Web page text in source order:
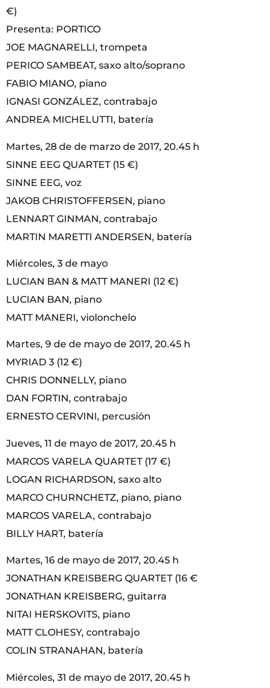
€)
Presenta: PORTICO
JOE MAGNARELLI, trompeta
PERICO SAMBEAT, saxo alto/soprano
FABIO MIANO, piano
IGNASI GONZÁLEZ, contrabajo
ANDREA MICHELUTTI, batería
Martes, 28 de de marzo de 2017, 20.45 h
SINNE EEG QUARTET (15 €)
SINNE EEG, voz
JAKOB CHRISTOFFERSEN, piano
LENNART GINMAN, contrabajo
MARTIN MARETTI ANDERSEN, batería
Miércoles, 3 de mayo
LUCIAN BAN & MATT MANERI (12 €)
LUCIAN BAN, piano
MATT MANERI, violonchelo
Martes, 9 de de mayo de 2017, 20.45 h
MYRIAD 3 (12 €)
CHRIS DONNELLY, piano
DAN FORTIN, contrabajo
ERNESTO CERVINI, percusión
Jueves, 11 de mayo de 2017, 20.45 h
MARCOS VARELA QUARTET (17 €)
LOGAN RICHARDSON, saxo alto
MARCO CHURNCHETZ, piano, piano
MARCOS VARELA, contrabajo
BILLY HART, batería
Martes, 16 de mayo de 2017, 20.45 h
JONATHAN KREISBERG QUARTET (16 €
JONATHAN KREISBERG, guitarra
NITAI HERSKOVITS, piano
MATT CLOHESY, contrabajo
COLIN STRANAHAN, batería
Miércoles, 31 de mayo de 2017, 20.45 h